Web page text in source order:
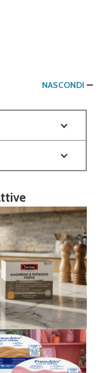
NASCONDI